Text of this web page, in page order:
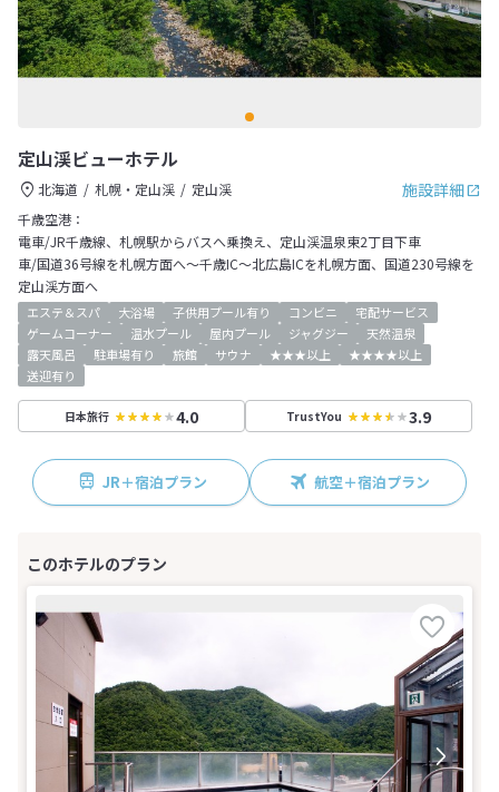
定山渓ビューホテル
施設詳細
北海道 札幌・定山渓
定山渓
千歳空港：
電車/JR千歳線、札幌駅からバスへ乗換え、定山渓温泉東2丁目下車
車/国道36号線を札幌方面へ～千歳IC～北広島ICを札幌方面、国道230号線を
定山渓方面へ
エステ＆スパ 大浴場 子供用プール有り コンビニ
宅配サービス
ゲームコーナー
温水プール 屋内プール ジャグジー
天然温泉
露天風呂
駐車場有り 旅館 サウナ ★★★以上
★★★★以上
送迎有り
日本旅行 4.0 TrustYou 3.9
JR＋宿泊プラン 航空＋宿泊プラン